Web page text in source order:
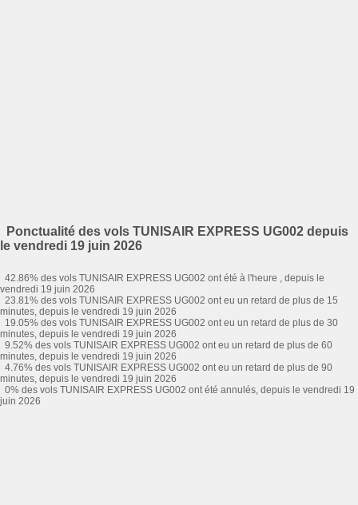
Ponctualité des vols TUNISAIR EXPRESS UG002 depuis
le vendredi 19 juin 2026
42.86% des vols TUNISAIR EXPRESS UG002 ont été à l'heure , depuis le
vendredi 19 juin 2026
23.81% des vols TUNISAIR EXPRESS UG002 ont eu un retard de plus de 15
minutes, depuis le vendredi 19 juin 2026
19.05% des vols TUNISAIR EXPRESS UG002 ont eu un retard de plus de 30
minutes, depuis le vendredi 19 juin 2026
9.52% des vols TUNISAIR EXPRESS UG002 ont eu un retard de plus de 60
minutes, depuis le vendredi 19 juin 2026
4.76% des vols TUNISAIR EXPRESS UG002 ont eu un retard de plus de 90
minutes, depuis le vendredi 19 juin 2026
0% des vols TUNISAIR EXPRESS UG002 ont été annulés, depuis le vendredi 19
juin 2026